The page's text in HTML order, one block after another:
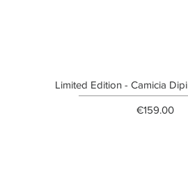
Limited Edition - Camicia
Price
€159.00